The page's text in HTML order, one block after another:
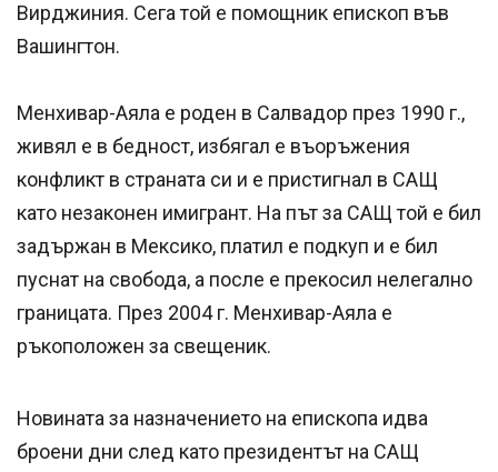
Вирджиния. Сега той е помощник епископ във
Вашингтон.
Менхивар-Аяла е роден в Салвадор през 1990 г.,
живял е в бедност, избягал е въоръжения
конфликт в страната си и е пристигнал в САЩ
като незаконен имигрант. На път за САЩ той е бил
задържан в Мексико, платил е подкуп и е бил
пуснат на свобода, а после е прекосил нелегално
границата. През 2004 г. Менхивар-Аяла е
ръкоположен за свещеник.
Новината за назначението на епископа идва
броени дни след като президентът на САЩ